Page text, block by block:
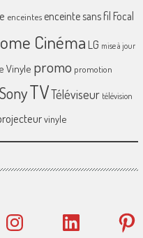
enceintes enceinte sans fil Focal
Cinéma LG mise à jour
Vinyle promo promotion
SonyTVTéléviseur télévision
vinyle
Instagram LinkedIn